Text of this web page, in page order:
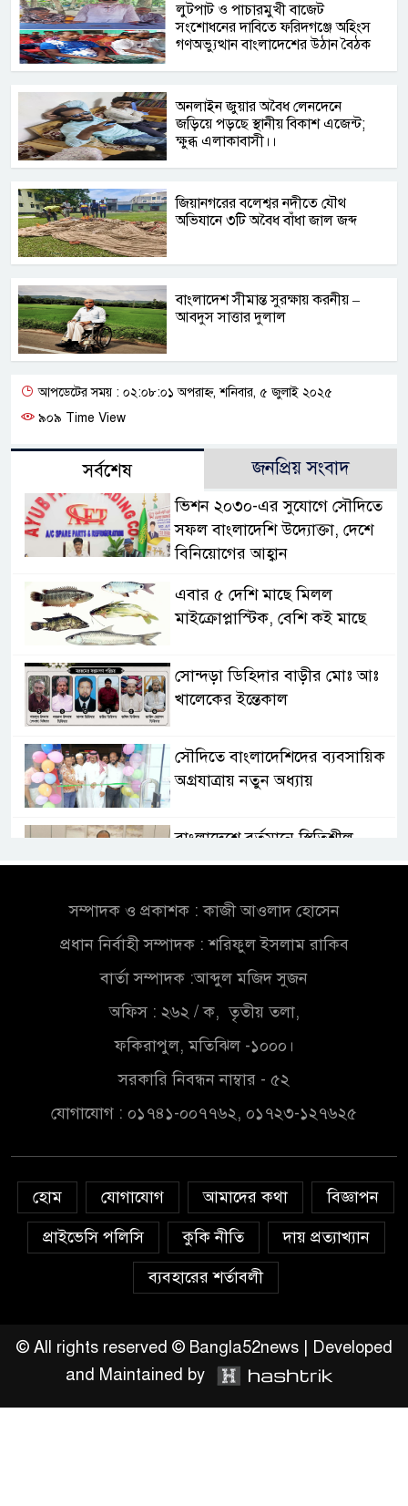
লুটপাট ও পাচারমুখী বাজেট
সংশোধনের দাবিতে ফরিদগঞ্জে অহিংস
গণঅভ্যুত্থান বাংলাদেশের উঠান বৈঠক
অনলাইন জুয়ার অবৈধ লেনদেনে
জড়িয়ে পড়ছে স্থানীয় বিকাশ এজেন্ট;
ক্ষুব্ধ এলাকাবাসী।।
জিয়ানগরের বলেশ্বর নদীতে যৌথ
অভিযানে ৩টি অবৈধ বাঁধা জাল জব্দ
বাংলাদেশ সীমান্ত সুরক্ষায় করনীয় –
আবদুস সাত্তার দুলাল
আপডেটের সময় : ০২:০৮:০১ অপরাহ্ন, শনিবার, ৫ জুলাই ২০২৫
৯০৯ Time View
সর্বশেষ জনপ্রিয় সংবাদ
ভিশন ২০৩০-এর সুযোগে সৌদিতে
সফল বাংলাদেশি উদ্যোক্তা, দেশে
বিনিয়োগের আহ্বান
এবার ৫ দেশি মাছে মিলল
মাইক্রোপ্লাস্টিক, বেশি কই মাছে
সোন্দড়া ডিহিদার বাড়ীর মোঃ আঃ
খালেকের ইন্তেকাল
সৌদিতে বাংলাদেশিদের ব্যবসায়িক
অগ্রযাত্রায় নতুন অধ্যায়
বাংলাদেশে বর্তমানে স্থিতিশীল
সরকার,প্রবাসীদের বিনিয়োগের
সরকার,প্রবাসীদের বিনিয়োগের
এখনই উপযুক্ত সময়
চাঁদপুরে মাটির নিচে গাঁজার ড্রাম,
মাদক কারবারি আটক
সংশোধনের দাবিতে ফরিদগঞ্জে
অনলাইন জুয়ার অবৈধ লেনদেনে
জড়িয়ে পড়ছে স্থানীয় বিকাশ এজেন্ট;
ক্ষুব্ধ এলাকাবাসী।।
জিয়ানগরের বলেশ্বর নদীতে যৌথ
সম্পাদক ও প্রকাশক : কাজী আওলাদ হোসেন
প্রধান নির্বাহী সম্পাদক : শরিফুল ইসলাম রাকিব
বার্তা সম্পাদক :আব্দুল মজিদ সুজন
অফিস : ২৬২ / ক, তৃতীয় তলা,
ফকিরাপুল, মতিঝিল -১০০০।
সরকারি নিবন্ধন নাম্বার - ৫২
যোগাযোগ : ০১৭৪১-০০৭৭৬২, ০১৭২৩-১২৭৬২৫
হোম যোগাযোগ আমাদের কথা
বিজ্ঞাপন
প্রাইভেসি পলিসি
কুকি নীতি
দায় প্রত্যাখ্যান
ব্যবহারের শর্তাবলী
© All rights reserved © Bangla52news | Developed
and Maintained by